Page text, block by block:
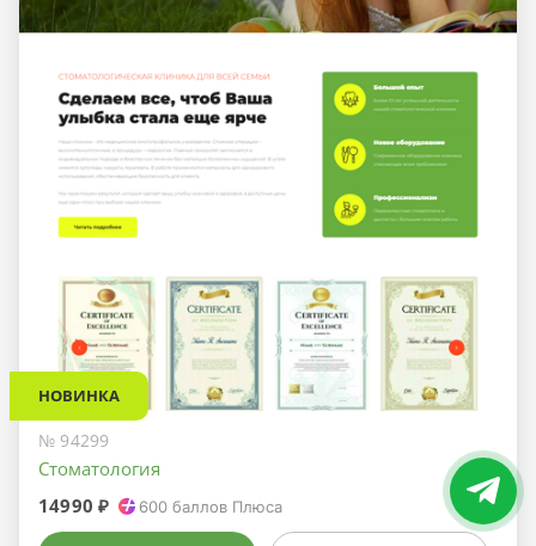
НОВИНКА
№ 94299
Стоматология
14990 ₽
600 баллов Плюса